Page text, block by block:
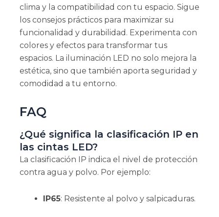
clima y la compatibilidad con tu espacio. Sigue
los consejos prácticos para maximizar su
funcionalidad y durabilidad. Experimenta con
colores y efectos para transformar tus
espacios. La iluminación LED no solo mejora la
estética, sino que también aporta seguridad y
comodidad a tu entorno.
FAQ
¿Qué significa la clasificación IP en
las cintas LED?
La clasificación IP indica el nivel de protección
contra agua y polvo. Por ejemplo:
IP65: Resistente al polvo y salpicaduras.